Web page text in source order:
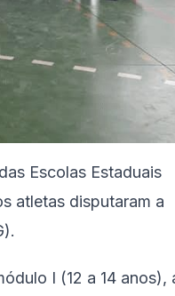
Escolas Estaduais
atletas disputaram a
I (12 a 14 anos),